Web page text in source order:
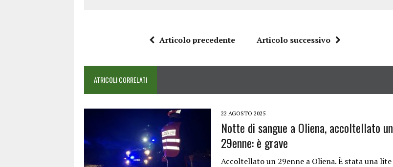
Articolo precedente Articolo successivo
ATRICOLI CORRELATI
22 AGOSTO 2025
Notte di sangue a Oliena, accoltellato un
29enne: è grave
Accoltellato un 29enne a Oliena. È stata una lite